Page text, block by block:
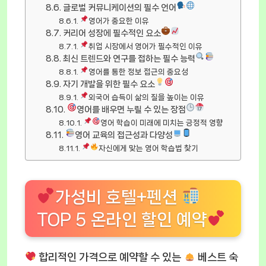
글로벌 커뮤니케이션의 필수 언어
영어가 중요한 이유
커리어 성장에 필수적인 요소
취업 시장에서 영어가 필수적인 이유
최신 트렌드와 연구를 접하는 필수 능력
영어를 통한 정보 접근의 중요성
자기 개발을 위한 필수 요소
외국어 습득이 삶의 질을 높이는 이유
영어를 배우면 누릴 수 있는 장점
영어 학습이 미래에 미치는 긍정적 영향
영어 교육의 접근성과 다양성
자신에게 맞는 영어 학습법 찾기
가성비 호텔+펜션
TOP 5 온라인 할인 예약
합리적인 가격으로 예약할 수 있는
베스트 숙